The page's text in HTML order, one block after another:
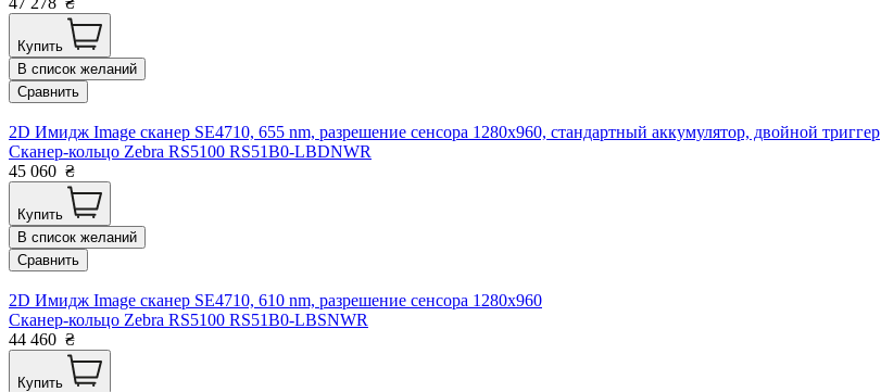
Купить
В список желаний
Сравнить
2D Имидж Image сканер SE4710, 655 nm, разрешение сенсора 1280x960, стандартный аккумулятор, двойной триггер
Сканер-кольцо Zebra RS5100 RS51B0-LBDNWR
45 060 ₴
Купить
В список желаний
Сравнить
2D Имидж Image сканер SE4710, 610 nm, разрешение сенсора 1280x960
Сканер-кольцо Zebra RS5100 RS51B0-LBSNWR
44 460 ₴
Купить